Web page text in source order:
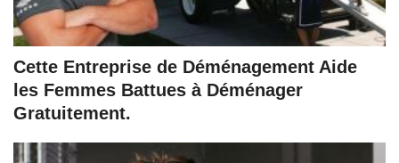
Cette Entreprise de Déménagement Aide
les Femmes Battues à Déménager
Gratuitement.